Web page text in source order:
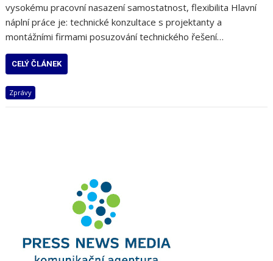
vysokému pracovní nasazení samostatnost, flexibilita Hlavní
náplní práce je: technické konzultace s projektanty a
montážními firmami posuzování technického řešení…
CELÝ ČLÁNEK
Zprávy